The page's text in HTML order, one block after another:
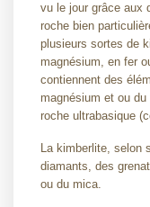
vu le jour grâce aux
roche bien
plusieurs sortes de
magnésium, en fer
contiennent des
magnésium et ou
roche ultrabasique
La kimberlite, selon
diamants, des
ou du mica.